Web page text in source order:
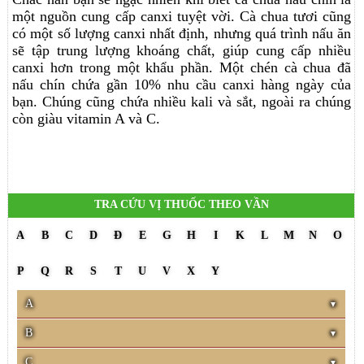
một nguồn cung cấp canxi tuyệt vời. Cà chua tươi cũng
có một số lượng canxi nhất định, nhưng quá trình nấu ăn
sẽ tập trung lượng khoáng chất, giúp cung cấp nhiều
canxi hơn trong một khẩu phần. Một chén cà chua đã
nấu chín chứa gần 10% nhu cầu canxi hàng ngày của
bạn. Chúng cũng chứa nhiều kali và sắt, ngoài ra chúng
còn giàu vitamin A và C.
TRA CỨU VỊ THUỐC THEO VẦN
A B C D Đ E G H I K L M N O
P Q R S T U V X Y
A
B